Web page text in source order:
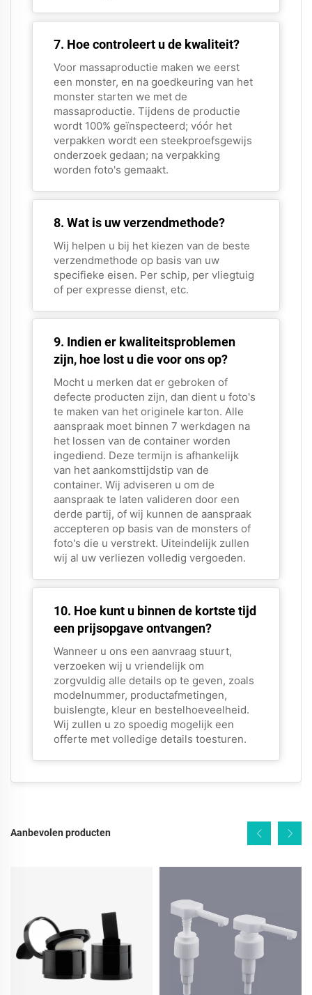
7. Hoe controleert u de kwaliteit?
Voor massaproductie maken we eerst
een monster, en na goedkeuring van het
monster starten we met de
massaproductie. Tijdens de productie
wordt 100% geïnspecteerd; vóór het
verpakken wordt een steekproefsgewijs
onderzoek gedaan; na verpakking
worden foto's gemaakt.
8. Wat is uw verzendmethode?
Wij helpen u bij het kiezen van de beste
verzendmethode op basis van uw
specifieke eisen. Per schip, per vliegtuig
of per expresse dienst, etc.
9. Indien er kwaliteitsproblemen
zijn, hoe lost u die voor ons op?
Mocht u merken dat er gebroken of
defecte producten zijn, dan dient u foto's
te maken van het originele karton. Alle
aanspraak moet binnen 7 werkdagen na
het lossen van de container worden
ingediend. Deze termijn is afhankelijk
van het aankomsttijdstip van de
container. Wij adviseren u om de
aanspraak te laten valideren door een
derde partij, of wij kunnen de aanspraak
accepteren op basis van de monsters of
foto's die u verstrekt. Uiteindelijk zullen
wij al uw verliezen volledig vergoeden.
10. Hoe kunt u binnen de kortste tijd
een prijsopgave ontvangen?
Wanneer u ons een aanvraag stuurt,
verzoeken wij u vriendelijk om
zorgvuldig alle details op te geven, zoals
modelnummer, productafmetingen,
buislengte, kleur en bestelhoeveelheid.
Wij zullen u zo spoedig mogelijk een
offerte met volledige details toesturen.
Aanbevolen producten